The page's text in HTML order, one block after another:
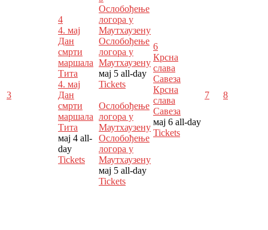
3
4
4. мај
Дан
смрти
маршала
Тита
4. мај
Дан
смрти
маршала
Тита
мај 4 all-
day
Tickets
Ослобођење
логора у
Маутхаузену
Ослобођење
логора у
Маутхаузену
мај 5 all-day
Tickets
Ослобођење
логора у
Маутхаузену
Ослобођење
логора у
Маутхаузену
мај 5 all-day
Tickets
6
Крсна
слава
Савеза
Крсна
слава
Савеза
мај 6 all-day
Tickets
7 8